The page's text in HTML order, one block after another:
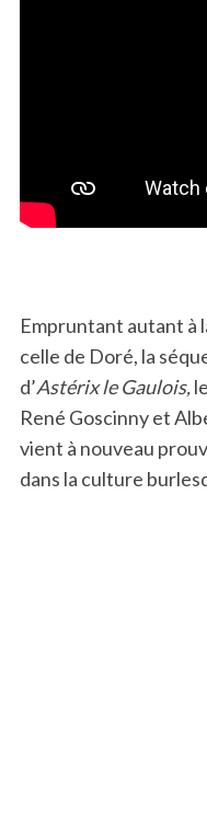
Empruntant autant à
celle de Doré, la
d’Astérix le Gaulois,
René Goscinny et
vient à nouveau
dans la culture